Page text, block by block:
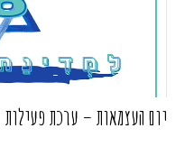
יום העצמאות – ערכת פעילות